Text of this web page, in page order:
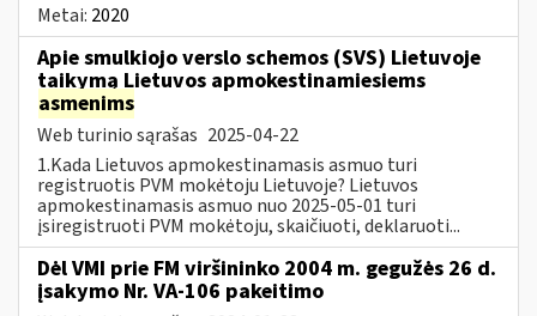
Metai: 2020
Apie smulkiojo verslo schemos (SVS) Lietuvoje
taikymą Lietuvos apmokestinamiesiems
asmenims
Web turinio sąrašas 2025-04-22
1.Kada Lietuvos apmokestinamasis asmuo turi
registruotis PVM mokėtoju Lietuvoje? Lietuvos
apmokestinamasis asmuo nuo 2025-05-01 turi
įsiregistruoti PVM mokėtoju, skaičiuoti, deklaruoti...
Dėl VMI prie FM viršininko 2004 m. gegužės 26 d.
įsakymo Nr. VA-106 pakeitimo